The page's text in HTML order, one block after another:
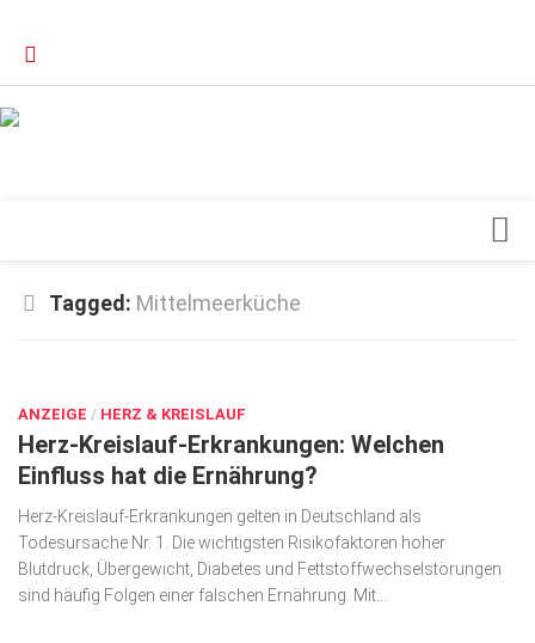
Orthopädie
Schönheit & Wohlbefinden
Special
Wirtschaft, Recht, Finanzen
Zahn, Mund, Kiefer
Tagged: Mittelmeerküche
ANZEIGE / HERZ & KREISLAUF
Herz-Kreislauf-Erkrankungen: Welchen
Einfluss hat die Ernährung?
Herz-Kreislauf-Erkrankungen gelten in Deutschland als
Todesursache Nr. 1. Die wich­tigs­ten Risikofaktoren hoher
Blutdruck, Übergewicht, Diabetes und Fettstoffwechselstörungen
sind häufig Folgen einer falschen Ernährung. Mit...